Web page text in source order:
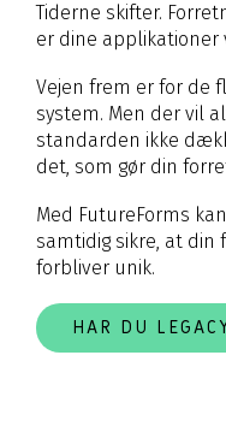
Tiderne skifter.
er dine
Vejen frem er for de
system. Men der vil
standarden ikke
det, som gør din
Med FutureForms
samtidig sikre, at din
forbliver unik.
HAR DU